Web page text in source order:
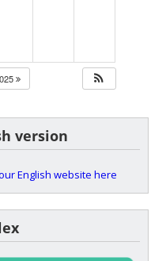
version
English website here